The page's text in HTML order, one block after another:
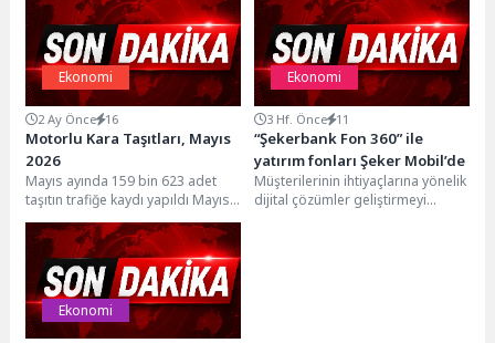
Ekonomi
2 Ay Önce 16
Motorlu Kara Taşıtları, Mayıs
2026
Mayıs ayında 159 bin 623 adet
taşıtın trafiğe kaydı yapıldı Mayıs
ayında trafiğe kaydı yapılan
taşıtların...
Ekonomi
3 Hf. Önce 11
“Şekerbank Fon 360” ile
yatırım fonları Şeker Mobil’de
Müşterilerinin ihtiyaçlarına yönelik
dijital çözümler geliştirmeyi
Ekonomi